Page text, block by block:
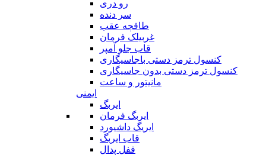
رو دری
سر دنده
طاقچه عقب
غربیلک فرمان
قاب جلو آمپر
کنسول ترمز دستی باجاسیگاری
کنسول ترمز دستی بدون جاسیگاری
مانیتور و ساعت
ایمنی
ایربگ
ایربگ فرمان
ایریگ داشیورد
قاب ایربگ
قفل پدال